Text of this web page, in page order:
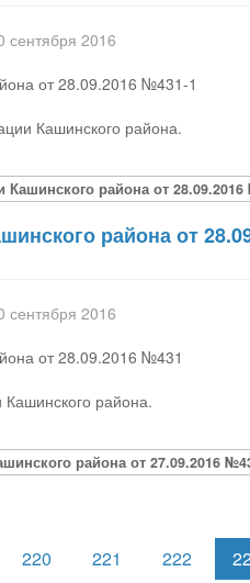
сентября 2016
от 28.09.2016 №431-1
Кашинского района.
района от
района от
сентября 2016
от 28.09.2016 №431
района.
района от 27.09.2016
220 221 222